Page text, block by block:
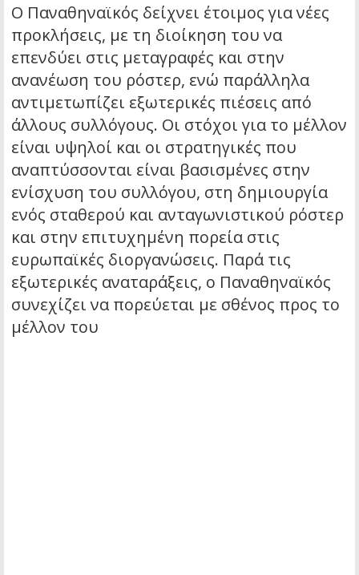
Ο Παναθηναϊκός δείχνει έτοιμος για νέες
προκλήσεις, με τη διοίκηση του να
επενδύει στις μεταγραφές και στην
ανανέωση του ρόστερ, ενώ παράλληλα
αντιμετωπίζει εξωτερικές πιέσεις από
άλλους συλλόγους. Οι στόχοι για το μέλλον
είναι υψηλοί και οι στρατηγικές που
αναπτύσσονται είναι βασισμένες στην
ενίσχυση του συλλόγου, στη δημιουργία
ενός σταθερού και ανταγωνιστικού ρόστερ
και στην επιτυχημένη πορεία στις
ευρωπαϊκές διοργανώσεις. Παρά τις
εξωτερικές αναταράξεις, ο Παναθηναϊκός
συνεχίζει να πορεύεται με σθένος προς το
μέλλον του